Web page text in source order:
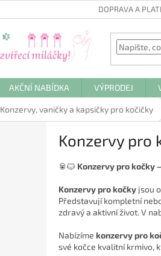
DOPRAVA A
AKČNÍ NABÍDKA VÝPRODEJ
Konzervy, vaničky a kapsičky pro kočičky
Konzervy pro
🥫🐱 Konzervy pro kočky
Konzervy pro kočky jsou
Představují kompletní
zdravý a aktivní život. V
Nabízíme konzervy pro
své kočce kvalitní krmivo,